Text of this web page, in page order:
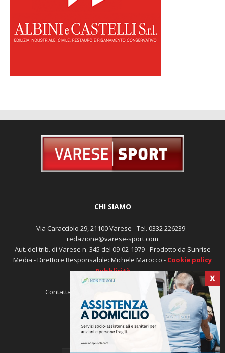
X
CHI SIAMO
Via Caracciolo 29, 21100 Varese - Tel. 0332 226239 -
redazione@varese-sport.com
Aut. del trib. di Varese n. 345 del 09-02-1979 - Prodotto da Sunrise
Media - Direttore Responsabile: Michele Marocco - Cookie policy
Pubblicità
Contattaci: redazione@varese-sport.com
SEGUICI